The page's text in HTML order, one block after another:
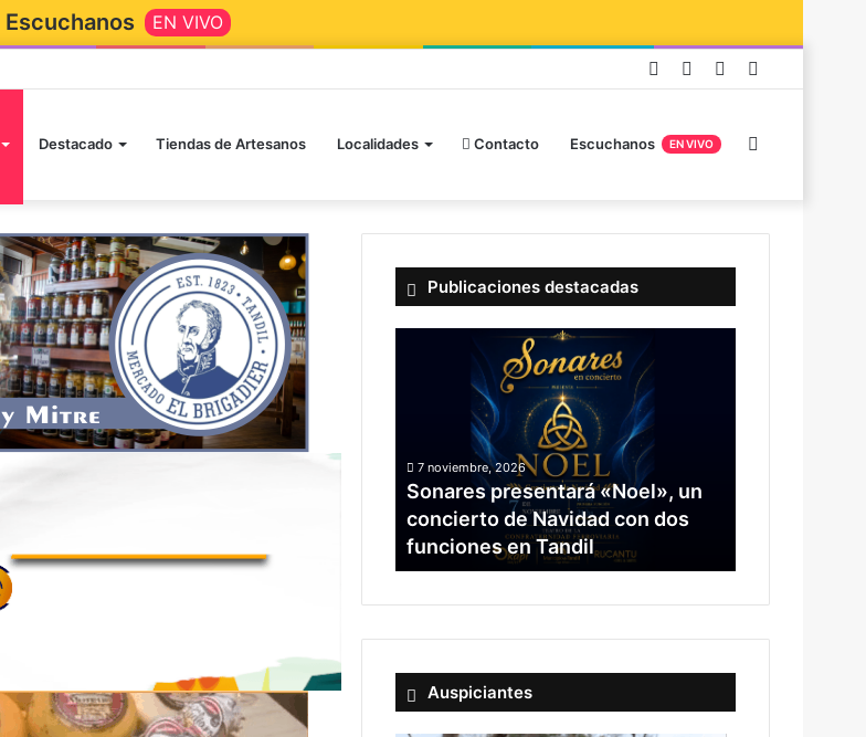
Escuchanos EN VIVO
Destacado Tiendas de Artesanos Localidades Contacto Escuchanos EN VIVO
Publicaciones destacadas
7 noviembre, 2026
Sonares presentará «Noel», un
concierto de Navidad con dos
funciones en Tandil
Auspiciantes